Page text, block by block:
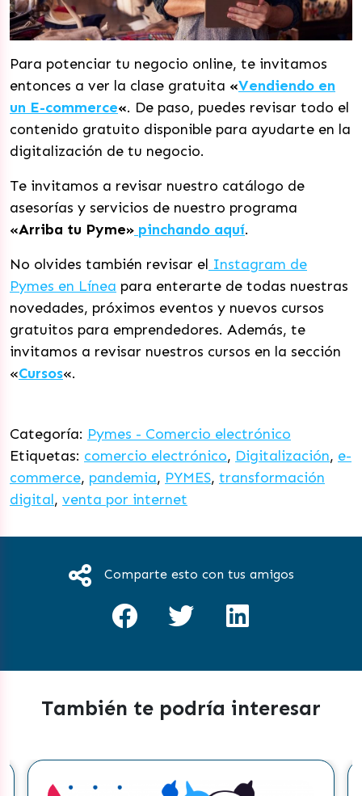
Para potenciar tu negocio online, te invitamos
entonces a ver la clase gratuita «Vendiendo en
un E-commerce«. De paso, puedes revisar todo el
contenido gratuito disponible para ayudarte en la
digitalización de tu negocio.
Te invitamos a revisar nuestro catálogo de
asesorías y servicios de nuestro programa
«Arriba tu Pyme» pinchando aquí.
No olvides también revisar el Instagram de
Pymes en Línea para enterarte de todas nuestras
novedades, próximos eventos y nuevos cursos
gratuitos para emprendedores. Además, te
invitamos a revisar nuestros cursos en la sección
«Cursos«.
Categoría: Pymes - Comercio electrónico
Etiquetas: comercio electrónico, Digitalización, e-
commerce, pandemia, PYMES, transformación
digital, venta por internet
Comparte esto con tus amigos
También te podría interesar